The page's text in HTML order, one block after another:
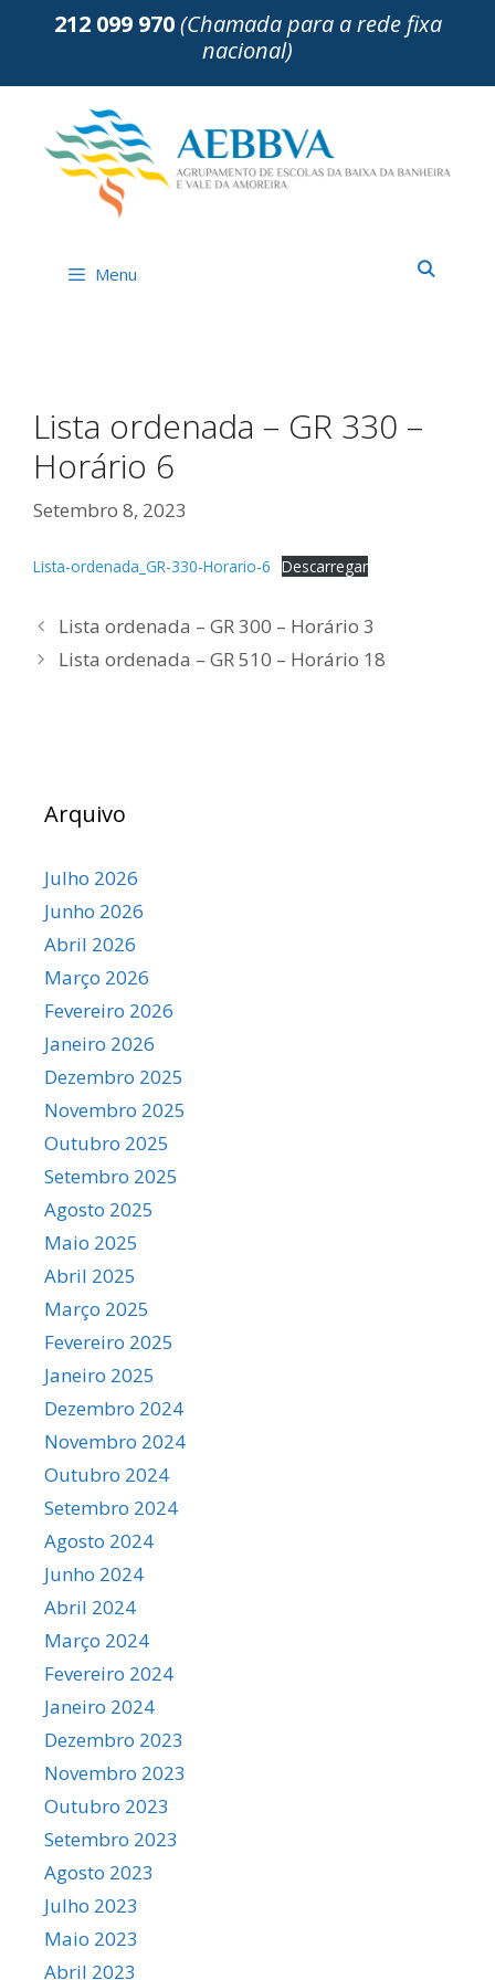
212 099 970(Chamada para a rede fixa
nacional)
Menu
Lista ordenada – GR 330 –
Horário 6
Setembro 8, 2023
Lista-ordenada_GR-330-Horario-6 Descarregar
Lista ordenada – GR 300 – Horário 3
Lista ordenada – GR 510 – Horário 18
Arquivo
Julho 2026
Junho 2026
Abril 2026
Março 2026
Fevereiro 2026
Janeiro 2026
Dezembro 2025
Novembro 2025
Outubro 2025
Setembro 2025
Agosto 2025
Maio 2025
Abril 2025
Março 2025
Fevereiro 2025
Janeiro 2025
Dezembro 2024
Novembro 2024
Outubro 2024
Setembro 2024
Agosto 2024
Junho 2024
Abril 2024
Março 2024
Fevereiro 2024
Janeiro 2024
Dezembro 2023
Novembro 2023
Outubro 2023
Setembro 2023
Agosto 2023
Julho 2023
Maio 2023
Abril 2023